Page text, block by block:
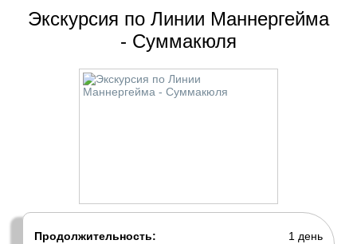
Экскурсия по Линии Маннергейма
- Суммакюля
Продолжительность:
1 день